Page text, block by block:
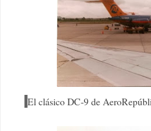
El clásico DC-9 de